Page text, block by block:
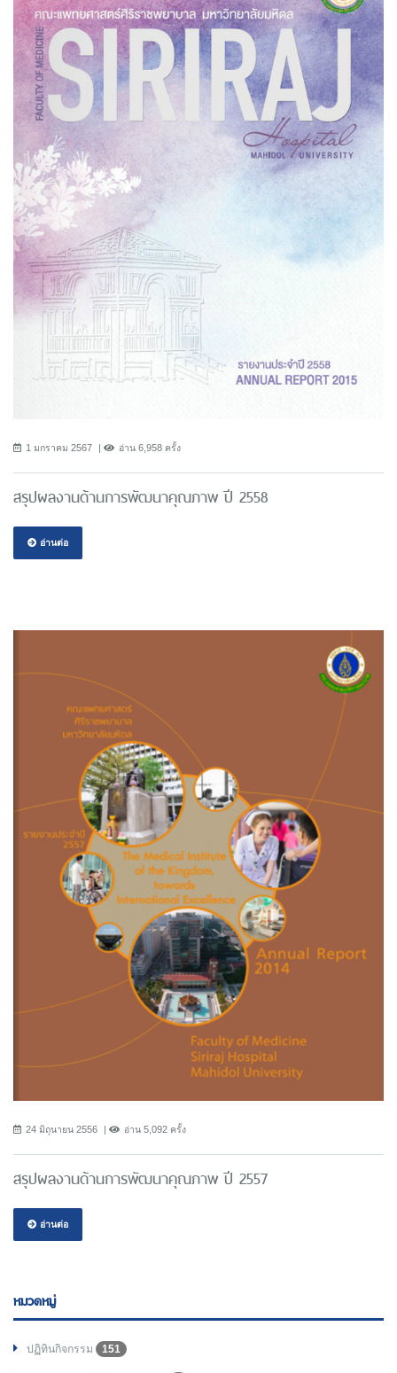
1 มกราคม 2567 อ่าน 6,958 ครั้ง
สรุปผลงานด้านการพัฒนาคุณภาพ ปี 2558
อ่านต่อ
24 มิถุนายน 2556 อ่าน 5,092 ครั้ง
สรุปผลงานด้านการพัฒนาคุณภาพ ปี 2557
อ่านต่อ
หมวดหมู่
ปฏิทินกิจกรรม 151